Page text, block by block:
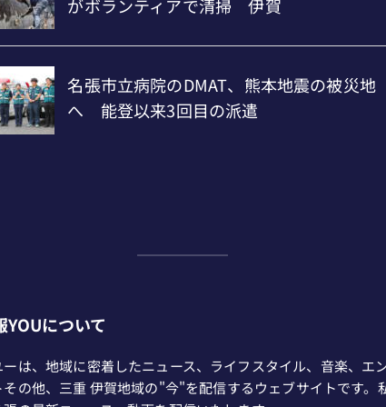
について
は、地域に密着したニュース、ライフスタイル、音楽、エ
の他、三重 伊賀地域の"今"を配信するウェブサイトです。